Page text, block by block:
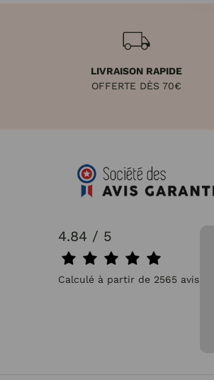
LIVRAISON RAPIDE
OFFERTE DÈS 70€
4.84 / 5
Calculé à partir de 2565 avis.
31/07/2026